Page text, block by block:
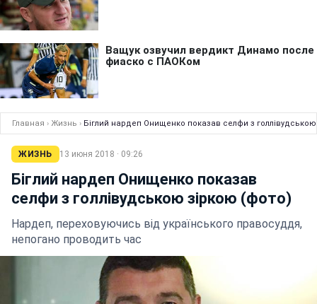
Главная › Жизнь › Біглий нардеп Онищенко показав селфи з
ЖИЗНЬ 13 июня 2018 · 09:26
Біглий нардеп Онищенко показав
селфи з голлівудською зіркою (фото)
Нардеп, переховуючись від українського правосуддя,
непогано проводить час